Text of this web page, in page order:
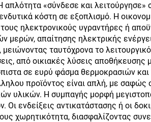
«σύνδεσε και λειτούργησε»
κόστη σε εξοπλισμό. Η
ηλεκτρονικούς υγραντήρες ή
μερών, απαίτησης ηλεκτρικής
ταυτόχρονα το
από οικιακές λύσεις αποθήκευσης
σε ευρύ φάσμα θερμοκρασιών
προϊόντος είναι απλή, με σαφώς
υλικών. Η συμπαγής μορφή
ενδείξεις αντικατάστασης ή οι
χωρητικότητα, διασφαλίζοντας